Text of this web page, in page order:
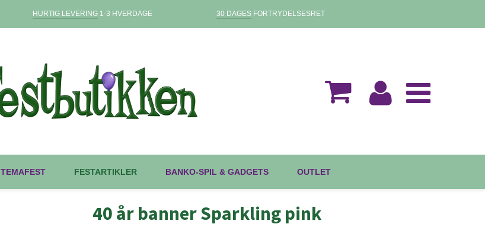
HURTIG LEVERING1-3 HVERDAGE 30 DAGESFORTRYDELSESRET
TEMAFEST FESTARTIKLER BANKO-SPIL & GADGETS OUTLET
40 år banner Sparkling pink